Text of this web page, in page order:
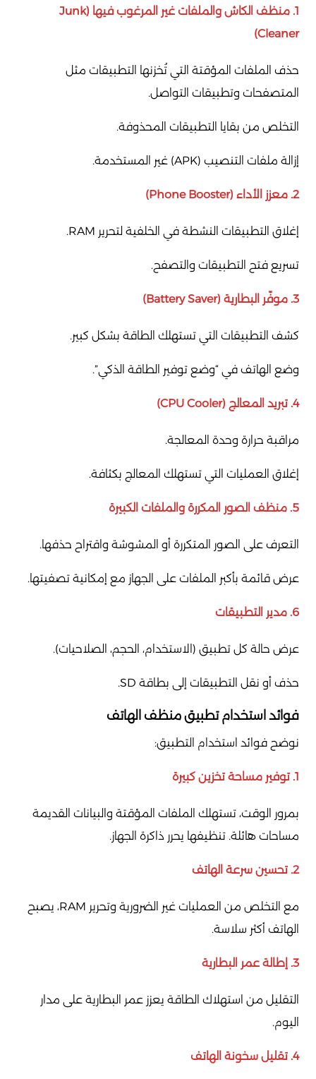
1. منظف الكاش والملفات غير المرغوب فيها (Junk
Cleaner)
حذف الملفات المؤقتة التي تُخزنها التطبيقات مثل
المتصفحات وتطبيقات التواصل.
التخلص من بقايا التطبيقات المحذوفة.
إزالة ملفات التنصيب (APK) غير المستخدمة.
2. معزز الأداء (Phone Booster)
إغلاق التطبيقات النشطة في الخلفية لتحرير RAM.
تسريع فتح التطبيقات والتصفح.
3. موفّر البطارية (Battery Saver)
كشف التطبيقات التي تستهلك الطاقة بشكل كبير.
وضع الهاتف في “وضع توفير الطاقة الذكي”.
4. تبريد المعالج (CPU Cooler)
مراقبة حرارة وحدة المعالجة.
إغلاق العمليات التي تستهلك المعالج بكثافة.
5. منظف الصور المكررة والملفات الكبيرة
التعرف على الصور المتكررة أو المشوشة واقتراح حذفها.
عرض قائمة بأكبر الملفات على الجهاز مع إمكانية تصفيتها.
6. مدير التطبيقات
عرض حالة كل تطبيق (الاستخدام، الحجم، الصلاحيات).
حذف أو نقل التطبيقات إلى بطاقة SD.
فوائد استخدام تطبيق منظف الهاتف
نوضح فوائد استخدام التطبيق:
1. توفير مساحة تخزين كبيرة
بمرور الوقت، تستهلك الملفات المؤقتة والبيانات القديمة
مساحات هائلة. تنظيفها يحرر ذاكرة الجهاز.
2. تحسين سرعة الهاتف
مع التخلص من العمليات غير الضرورية وتحرير RAM، يصبح
الهاتف أكثر سلاسة.
3. إطالة عمر البطارية
التقليل من استهلاك الطاقة يعزز عمر البطارية على مدار
اليوم.
4. تقليل سخونة الهاتف